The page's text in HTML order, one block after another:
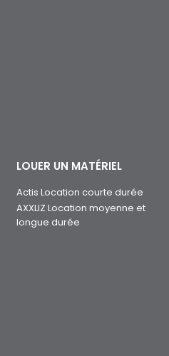
LOUER UN MATÉRIEL
Actis Location courte durée
AXXLIZ Location moyenne et
longue durée